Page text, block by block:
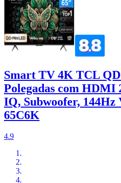
Smart TV 4K TCL
Polegadas com HDMI
IQ, Subwoofer,
65C6K
4.9